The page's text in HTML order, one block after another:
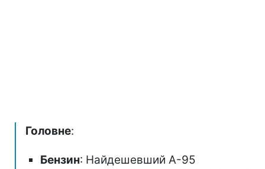
Головне:
Бензин: Найдешевший А-95